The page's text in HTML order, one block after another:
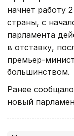
начнет работу
страны, с
парламента
в отставку,
премьер-
большинством.
Ранее
новый